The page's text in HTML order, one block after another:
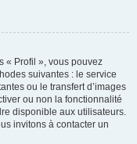
« Profil », vous pouvez
suivantes : le service
ou le transfert d’images
ou non la fonctionnalité
disponible aux utilisateurs.
invitons à contacter un